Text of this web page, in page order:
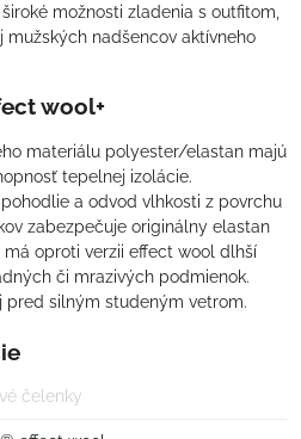
možnosti zladenia s outfitom,
mužských nadšencov aktívneho
wool+
materiálu polyester/elastan majú
tepelnej izolácie.
a odvod vlhkosti z povrchu
zabezpečuje originálny elastan
má oproti verzii effect wool dlhší
či mrazivých podmienok.
pred silným studeným vetrom.
čelenky